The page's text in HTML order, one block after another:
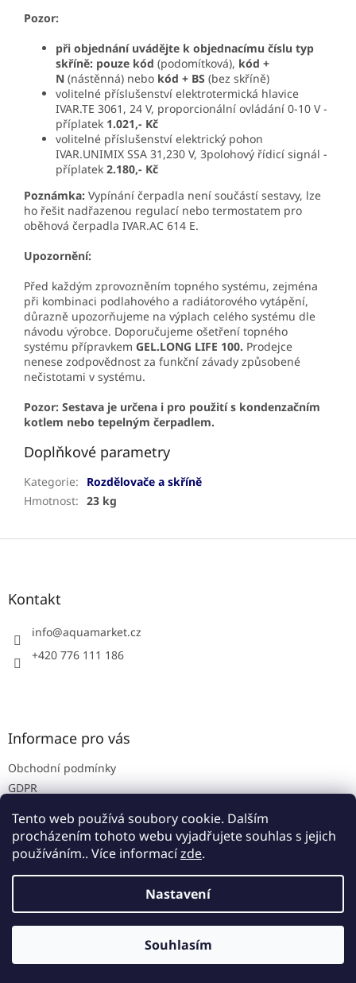
Tento web používá soubory cookie. Dalším
procházením tohoto webu vyjadřujete souhlas s jejich
používáním.. Více informacízde.
Nastavení
Souhlasím
Pozor:
při objednání uvádějte k objednacímu číslu typ
skříně: pouze kód (podomítková), kód +
N (nástěnná) nebo kód + BS (bez skříně)
volitelné příslušenství elektrotermická hlavice
IVAR.TE 3061, 24 V, proporcionální ovládání 0-10 V -
příplatek 1.021,- Kč
volitelné příslušenství elektrický pohon
IVAR.UNIMIX SSA 31,230 V, 3polohový řídicí signál -
příplatek 2.180,- Kč
Poznámka: Vypínání čerpadla není součástí sestavy, lze
ho řešit nadřazenou regulací nebo termostatem pro
oběhová čerpadla IVAR.AC 614 E.
Upozornění:
Před každým zprovozněním topného systému, zejména
při kombinaci podlahového a radiátorového vytápění,
důrazně upozorňujeme na výplach celého systému dle
návodu výrobce. Doporučujeme ošetření topného
systému přípravkem GEL.LONG LIFE 100. Prodejce
nenese zodpovědnost za funkční závady způsobené
nečistotami v systému.
Pozor: Sestava je určena i pro použití s kondenzačním
kotlem nebo tepelným čerpadlem.
Doplňkové parametry
Kategorie:
Rozdělovače a skříně
Hmotnost: 23 kg
Z
Kontakt
info@aquamarket.cz
+420 776 111 186
Informace pro vás
Obchodní podmínky
GDPR
Kontakty
Vytvořil Shoptet
Aquamarket. Všechna práva vyhrazena.